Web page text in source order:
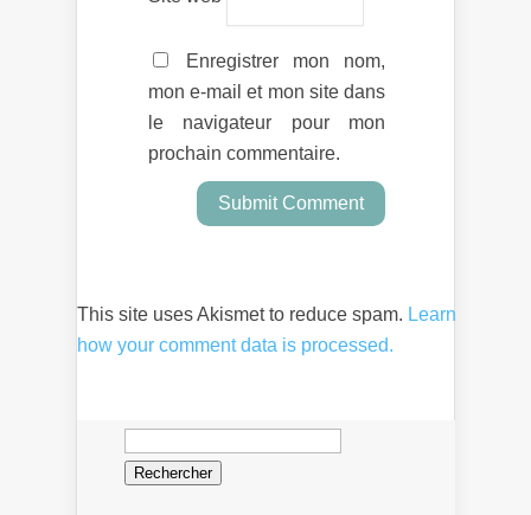
Enregistrer mon nom,
mon e-mail et mon site dans
le navigateur pour mon
prochain commentaire.
This site uses Akismet to reduce spam. Learn
how your comment data is processed.
Rechercher :